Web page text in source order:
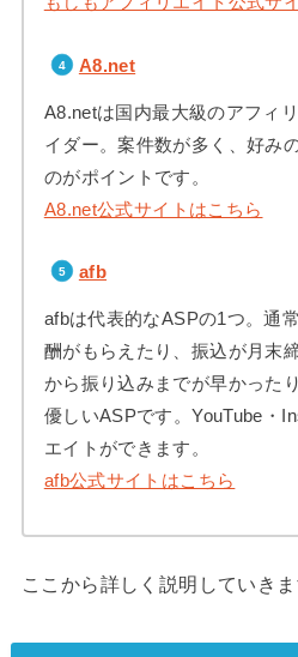
A8.net
A8.netは国内最大級のアフィ
イダー。案件数が多く、好み
のがポイントです。
A8.net公式サイトはこちら
afb
afbは代表的なASPの1つ。通
酬がもらえたり、振込が月末
から振り込みまでが早かった
優しいASPです。YouTube・
エイトができます。
afb公式サイトはこちら
ここから詳しく説明していきま